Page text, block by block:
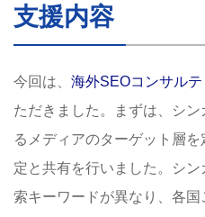
支援内容
今回は、 海外SEOコンサル
ただきました。まずは、シ
るメディアのターゲット層
定と共有を行いました。シ
索キーワードが異なり、各